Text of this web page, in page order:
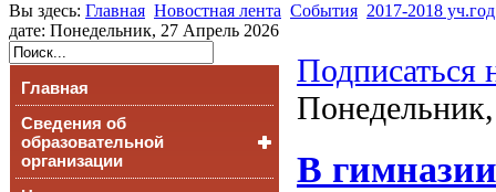
Вы здесь: Главная Новостная лента События 2017-2018 уч.год
дате: Понедельник, 27 Апрель 2026
Главная
Сведения об
образовательной
организации
Подписаться
В